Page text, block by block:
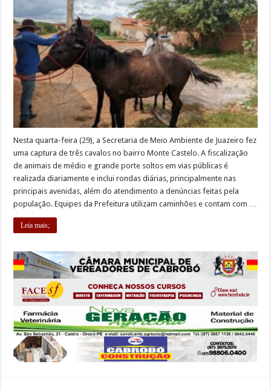
Nesta quarta-feira (29), a Secretaria de Meio Ambiente de Juazeiro fez
uma captura de três cavalos no bairro Monte Castelo. A fiscalização
de animais de médio e grande porte soltos em vias públicas é
realizada diariamente e inclui rondas diárias, principalmente nas
principais avenidas, além do atendimento a denúncias feitas pela
população. Equipes da Prefeitura utilizam caminhões e contam com …
Leia mais;